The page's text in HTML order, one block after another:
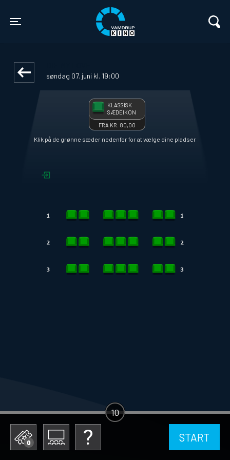
Vamdrup Kino
søndag 07. juni kl. 19:00
KLASSISK
SÆDEIKON
FRA KR. 80,00
Klik på de grønne sæder nedenfor for at vælge dine pladser
0 START
10
front03-cc 012941